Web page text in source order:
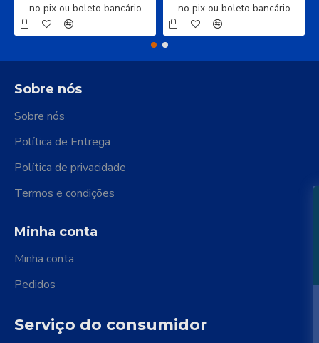
no pix ou boleto bancário no pix ou boleto bancário
Sobre nós
Sobre nós
Política de Entrega
Política de privacidade
Termos e condições
Minha conta
Minha conta
Pedidos
Serviço do consumidor